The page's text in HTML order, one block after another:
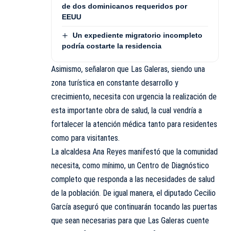
de dos dominicanos requeridos por
EEUU
Un expediente migratorio incompleto
podría costarte la residencia
Asimismo, señalaron que Las Galeras, siendo una
zona turística en constante desarrollo y
crecimiento, necesita con urgencia la realización de
esta importante obra de salud, la cual vendría a
fortalecer la atención médica tanto para residentes
como para visitantes.
La alcaldesa Ana Reyes manifestó que la comunidad
necesita, como mínimo, un Centro de Diagnóstico
completo que responda a las necesidades de salud
de la población. De igual manera, el diputado Cecilio
García aseguró que continuarán tocando las puertas
que sean necesarias para que Las Galeras cuente